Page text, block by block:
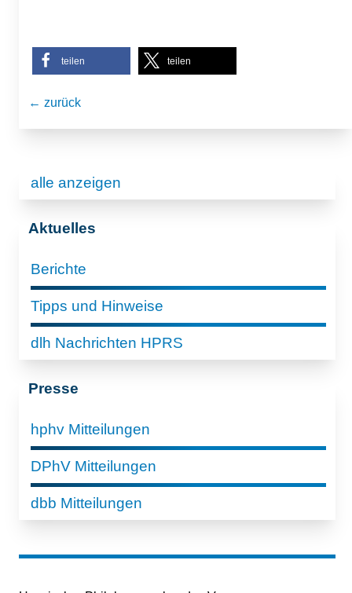
teilen teilen
← zurück
alle anzeigen
Aktuelles
Berichte
Tipps und Hinweise
dlh Nachrichten HPRS
Presse
hphv Mitteilungen
DPhV Mitteilungen
dbb Mitteilungen